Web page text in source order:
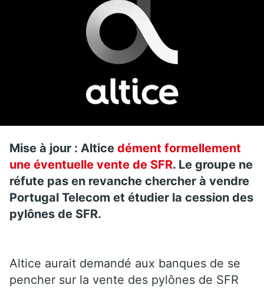
Mise à jour : Altice dément formellement
une éventuelle vente de SFR. Le groupe ne
réfute pas en revanche chercher à vendre
Portugal Telecom et étudier la cession des
pylônes de SFR.
Altice aurait demandé aux banques de se
pencher sur la vente des pylônes de SFR